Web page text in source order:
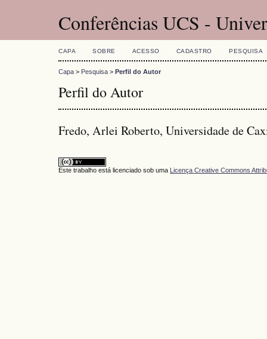
Conferências UCS -
CAPA SOBRE ACESSO CADASTRO PESQUISA
Capa > Pesquisa > Perfil do Autor
Perfil do Autor
Fredo, Arlei Roberto, Universidade de
Este trabalho está licenciado sob uma Licença Creative Commons